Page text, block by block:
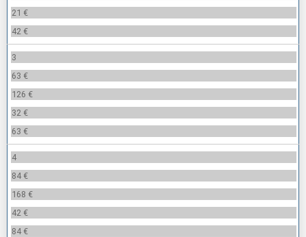
21 €
42 €
3
63 €
126 €
32 €
63 €
4
84 €
168 €
42 €
84 €